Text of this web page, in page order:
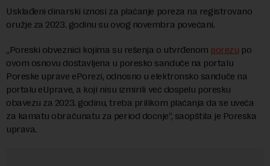
Usklađeni dinarski iznosi za plaćanje poreza na registrovano
oružje za 2023. godinu su ovog novembra povećani.
„Poreski obveznici kojima su rešenja o utvrđenom porezu po
ovom osnovu dostavljena u poresko sanduče na portalu
Poreske uprave ePorezi, odnosno u elektronsko sanduče na
portalu eUprave, a koji nisu izmirili već dospelu poresku
obavezu za 2023. godinu, treba prilikom plaćanja da se uveća
za kamatu obračunatu za period docnje“, saopštila je Poreska
uprava.